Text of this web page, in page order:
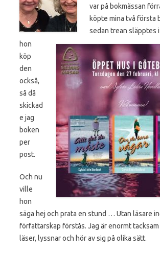
var på bokmässan
köpte mina två första
sedan trean släpptes
hon
köp
den
också,
så då
skickad
e jag
boken
per
post.
Och nu
ville
hon
säga hej och prata en stund … Utan läsare
författarskap förstås. Jag är enormt
läser, lyssnar och hör av sig på olika sätt.